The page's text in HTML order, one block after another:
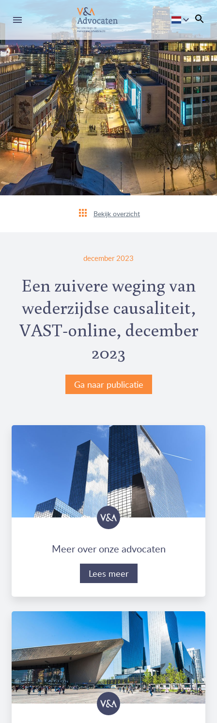
Bekijk overzicht
december 2023
Een zuivere weging van
wederzijdse causaliteit,
VAST-online, december
2023
Ga naar publicatie
Meer over onze advocaten
Lees meer